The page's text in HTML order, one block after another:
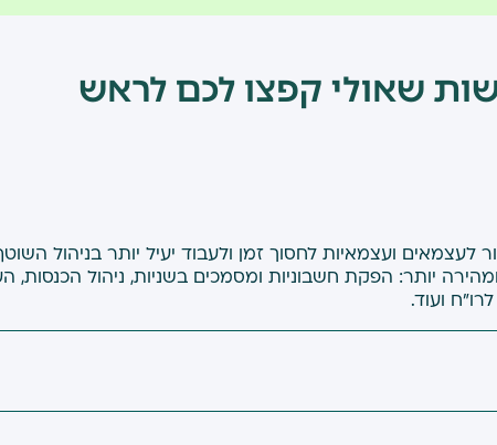
נחסכות לי וזה שווה לי המון
שאולי קפצו לכם לראש
לעצמאים ועצמאיות לחסוך זמן ולעבוד יעיל יותר בניהול
יותר: הפקת חשבוניות ומסמכים בשניות, ניהול הכנסות,
ועוד.